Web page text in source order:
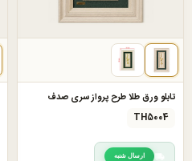
تابلو ورق طلا طرح پرواز سری صدف
TH5004
ارسال شنبه